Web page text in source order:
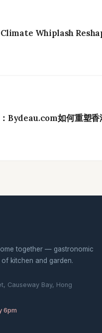
Whiplash
Bydeau.com如何重塑香
together — gastronomic
kitchen and garden.
Causeway Bay, Hong
6pm